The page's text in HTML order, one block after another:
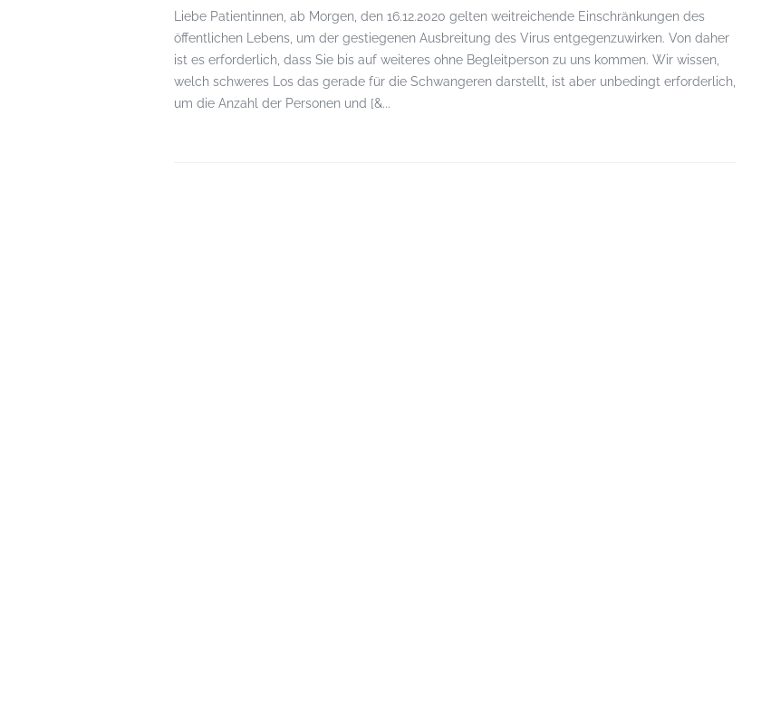
19_20201216
Liebe Patientinnen, ab Morgen, den 16.12.2020 gelten weitreichende Einschränkungen des
öffentlichen Lebens, um der gestiegenen Ausbreitung des Virus entgegenzuwirken. Von daher
ist es erforderlich, dass Sie bis auf weiteres ohne Begleitperson zu uns kommen. Wir wissen,
welch schweres Los das gerade für die Schwangeren darstellt, ist aber unbedingt erforderlich,
um die Anzahl der Personen und [&...